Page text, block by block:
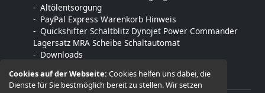
Cookies auf der Webseite:Cookies helfen uns dabei, die
Dienste für Sie bestmöglich bereit zu stellen. Wir setzen
Altölentsorgung
PayPal Express Warenkorb Hinweis
Quickshifter Schaltblitz Dynojet Power Commander
Lagersatz MRA Scheibe Schaltautomat
Downloads